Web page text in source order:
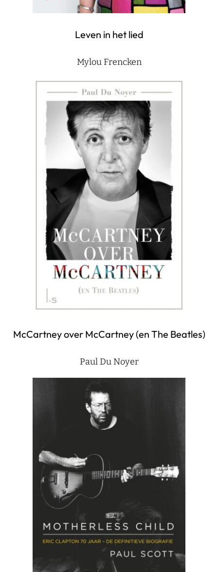
Leven in het lied
Mylou Frencken
McCartney over McCartney (en The Beatles)
Paul Du Noyer